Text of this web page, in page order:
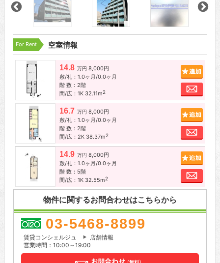
For Rent 空室情報
14.8 万円 8,000円
敷/礼：1.0ヶ月/0.0ヶ月
階 数：2階
間/広：1K 32.11m2
お問
16.7 万円 8,000円
敷/礼：1.0ヶ月/0.0ヶ月
階 数：2階
間/広：2K 38.37m2
お問
14.9 万円 8,000円
敷/礼：1.0ヶ月/0.0ヶ月
階 数：5階
間/広：1K 32.55m2
お問
物件に関するお問合わせはこちらから
03-5468-8899
賃貸コンシェルジュ
店舗情報
営業時間：10:00～19:00